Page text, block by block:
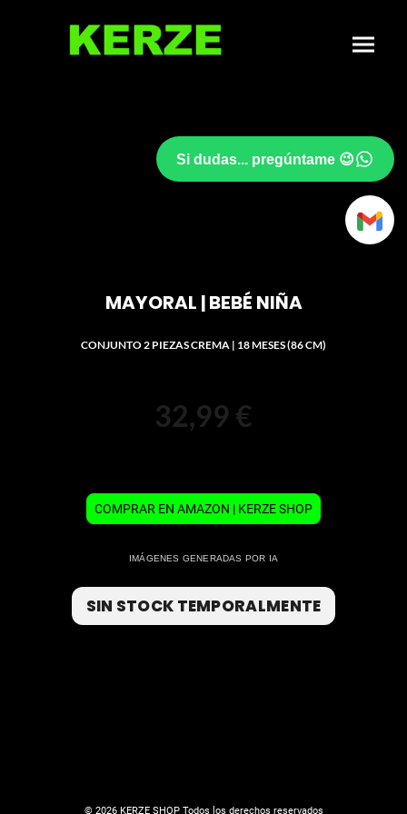
MAYORAL | BEBÉ NIÑA
CONJUNTO 2 PIEZAS CREMA | 18 MESES (86 CM)
32,99 €
COMPRAR EN AMAZON | KERZE SHOP
IMÁGENES GENERADAS POR IA
SIN STOCK TEMPORALMENTE
© 2026 KERZE SHOP Todos los derechos reservados
Si dudas... pregúntame 😉